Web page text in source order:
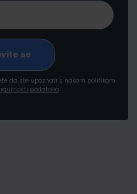
da ste upoznati s našom politikom
podataka